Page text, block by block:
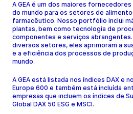
A GEA é um dos maiores
do mundo para os setores de
farmacêutico. Nosso portfólio inclui
plantas, bem como tecnologia de
componentes e serviços abrangentes.
diversos setores, eles aprimoram a
e a eficiência dos processos de
mundo.
A GEA está listada nos índices DAX e
Europe 600 e também está incluída
empresas que incluem os índices de
Global DAX 50 ESG e MSCI.